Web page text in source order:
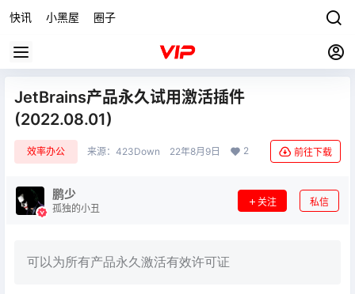
快讯 小黑屋 圈子
JetBrains产品永久试用激活插件
(2022.08.01)
效率办公 来源： 423Down 22年8月9日 2 前往下载
鹏少
孤独的小丑
关注 私信
可以为所有产品永久激活有效许可证